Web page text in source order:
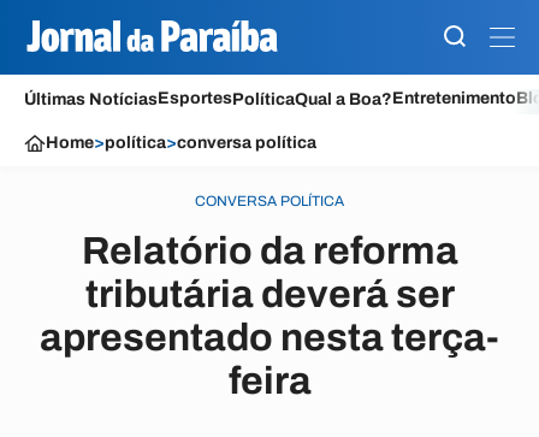
Últimas NotíciasEsportesPolíticaQual a Boa?Entretenimento
Home>política>conversa política
CONVERSA POLÍTICA
Relatório da reforma
tributária deverá ser
apresentado nesta terça-
feira